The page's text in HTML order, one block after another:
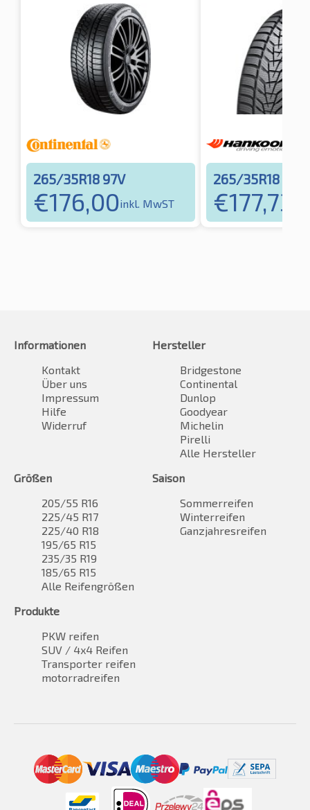
265/35R18 97V
€176,00inkl. MwST
265/35R18 97V
€177,73
Informationen
Kontakt
Über uns
Impressum
Hilfe
Widerruf
Hersteller
Bridgestone
Continental
Dunlop
Goodyear
Michelin
Pirelli
Alle Hersteller
Größen
205/55 R16
225/45 R17
225/40 R18
195/65 R15
235/35 R19
185/65 R15
Alle Reifengrößen
Saison
Sommerreifen
Winterreifen
Ganzjahresreifen
Produkte
PKW reifen
SUV / 4x4 Reifen
Transporter reifen
motorradreifen